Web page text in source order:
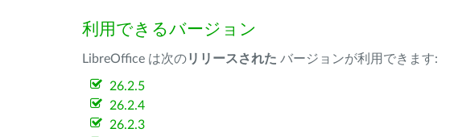
利用できるバージョン
LibreOffice は次のリリースされた バージョンが利用できます:
26.2.5
26.2.4
26.2.3